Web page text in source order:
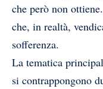
che però non
che, in realtà,
sofferenza.
La tematica
si contrappongono